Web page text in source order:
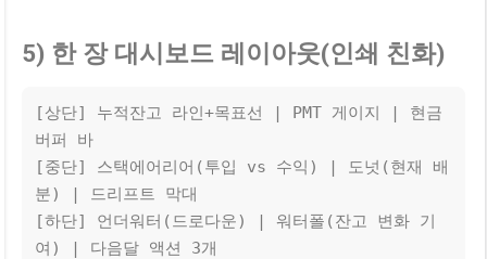
5) 한 장 대시보드 레이아웃(인쇄 친화)
[상단] 누적잔고 라인+목표선 | PMT 게이지 | 현금
버퍼 바
[중단] 스택에어리어(투입 vs 수익) | 도넛(현재 배
분) | 드리프트 막대
[하단] 언더워터(드로다운) | 워터폴(잔고 변화 기
여) | 다음달 액션 3개